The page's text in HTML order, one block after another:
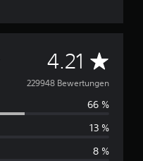
4.21 D
u
r
c
229948 Bewertungen
66 %
13 %
8 %